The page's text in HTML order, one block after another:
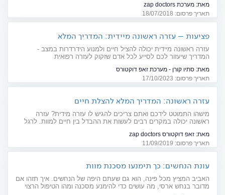
והבריכה
מאת: מערכת zap doctors
תאריך פרסום: 18/07/2018
פציעות – עזרה ראשונה מיידית: המדריך המלא
עזרה ראשונה מיידית יכולה להציל חיים ולמנוע הידרדרות במצב -
המדריך שיעזור לכם לסייע לכל אדם שזקוק לעזרה רפואית
מאת: סתיו קורן - מערכת זאפ דוקטורס
תאריך פרסום: 17/10/2023
עזרה ראשונה: המדריך המלא להצלת חיים
מישהו התמוטט לידכם ואתם צריכים להגיש לו עזרה מידית? עזרה
ראשונה יכולה במקרים רבים לעשות את ההבדל בין חיים למוות. לרגל
חיים
מאת: זאפ דוקטורס zap doctors
תאריך פרסום: 11/09/2019
עונת הנחשים: כך תימנעו מסכנת מוות
האביב המציץ מכל פינה, הוא גם שעתם היפה של הנחשים. איך תזהו אם
מדובר בנחש ארסי, מה עושים כדי להימנע מסכנה ומהו הטיפול הרצוי